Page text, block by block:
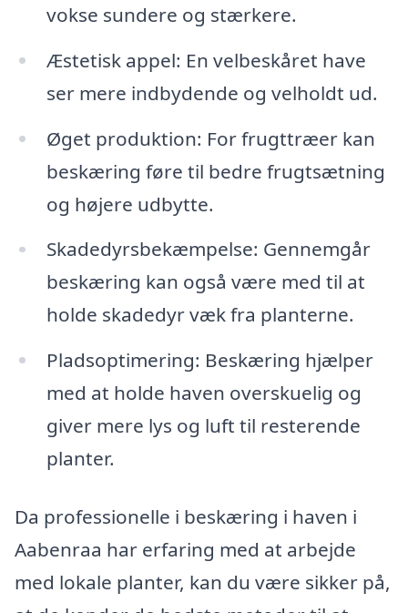
vokse sundere og stærkere.
Æstetisk appel: En velbeskåret have
ser mere indbydende og velholdt ud.
Øget produktion: For frugttræer kan
beskæring føre til bedre frugtsætning
og højere udbytte.
Skadedyrsbekæmpelse: Gennemgår
beskæring kan også være med til at
holde skadedyr væk fra planterne.
Pladsoptimering: Beskæring hjælper
med at holde haven overskuelig og
giver mere lys og luft til resterende
planter.
Da professionelle i beskæring i haven i
Aabenraa har erfaring med at arbejde
med lokale planter, kan du være sikker på,